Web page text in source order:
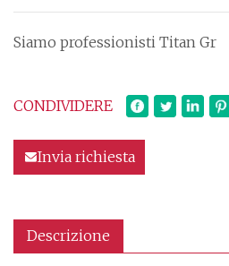
Siamo professionisti Titan Gr
CONDIVIDERE
Invia richiesta
Descrizione